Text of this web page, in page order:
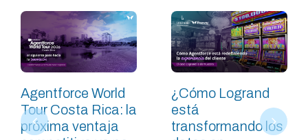
Agentforce World
Tour Costa Rica: la
próxima ventaja
¿Cómo Logrand
está
transformando los